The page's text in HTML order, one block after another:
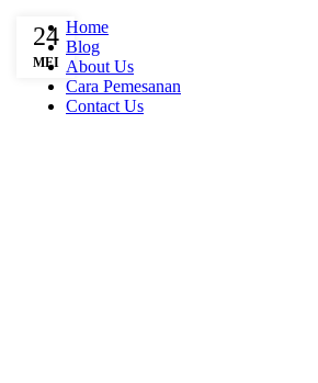
Home
Blog
About Us
Cara Pemesanan
Contact Us
24
MEI